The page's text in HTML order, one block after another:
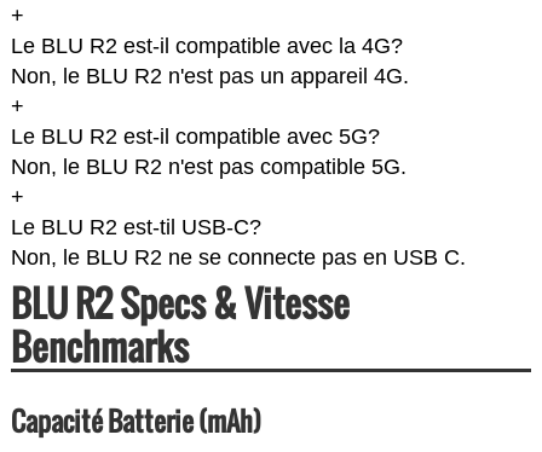
+
Le BLU R2 est-il compatible avec la 4G?
Non, le BLU R2 n'est pas un appareil 4G.
+
Le BLU R2 est-il compatible avec 5G?
Non, le BLU R2 n'est pas compatible 5G.
+
Le BLU R2 est-til USB-C?
Non, le BLU R2 ne se connecte pas en USB C.
BLU R2 Specs & Vitesse
Benchmarks
Capacité Batterie (mAh)